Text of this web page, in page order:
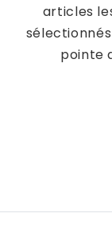
articles
pointe